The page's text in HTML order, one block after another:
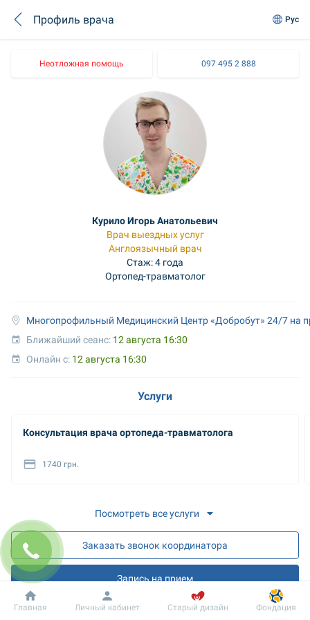
Профиль врача Рус
Неотложная помощь 097 495 2 888
Курило Игорь Анатольевич
Врач выездных услуг
Англоязычный врач
Стаж: 4 года
Ортопед-травматолог
Многопрофильный Медицинский Центр «Добробут» 24/7 на
Ближайший сеанс: 12 августа 16:30
Онлайн с: 12 августа 16:30
Услуги
Консультация врача ортопеда-травматолога
1740 грн.
Посмотреть все услуги
Заказать звонок координатора
Запись на прием
Запись на онлайн разъяснения
Добробут Информация Пациенту
Главная Личный кабинет Старый дизайн Фондация